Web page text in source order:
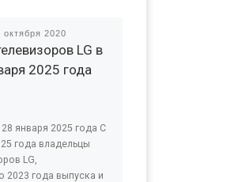
октября 2020
LG в
2025 года
января 2025 года С
года владельцы
LG,
2023 года выпуска и